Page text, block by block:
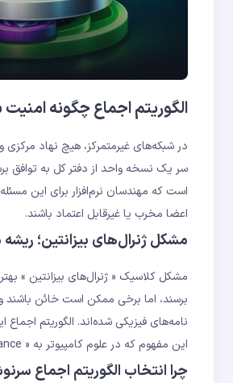
الگوریتم اجماع چگونه
است که مهندسان نرم‌افزار برای این
اعضا مخرب یا غیرقابل اعتماد باشند.
مشکل ژنرال‌های بیزانتین؛
مشکل کلاسیک « ژنرال‌های بیزانتین »
برسند، اما برخی ممکن است خائن باشند
نامه‌های فیزیکی شده‌اند. الگوریتم
این مفهوم که در علوم کامپیوتر به « Byzantine Fault Tolerance » یا BFT معروف است، ستون فقرات هر بلاکچین ایمنی را تشکیل می‌دهد.
چرا انتخاب الگوریتم اجماع